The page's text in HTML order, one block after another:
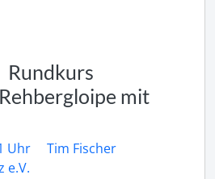
Rundkurs
mit
Uhr
Tim Fischer
e.V.